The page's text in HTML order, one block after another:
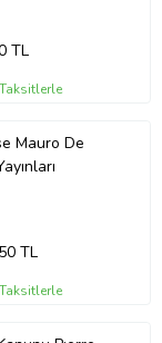
TL
Mauro De
TL